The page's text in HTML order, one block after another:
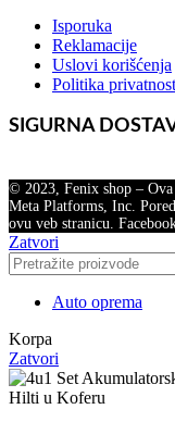
Isporuka
Reklamacije
Uslovi korišćenja
Politika
SIGURNA
© 2023, Fenix shop –
Meta Platforms, Inc.
ovu veb stranicu.
Zatvori
Auto oprema
Korpa
Zatvori